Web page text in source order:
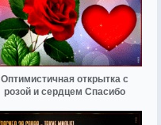
Оптимистичная открытка с
розой и сердцем Спасибо